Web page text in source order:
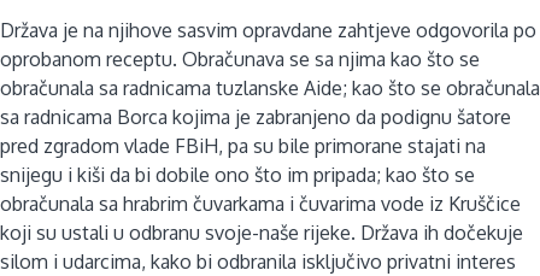
Država je na njihove sasvim opravdane zahtjeve odgovorila po
oprobanom receptu. Obračunava se sa njima kao što se
obračunala sa radnicama tuzlanske Aide; kao što se obračunala
sa radnicama Borca kojima je zabranjeno da podignu šatore
pred zgradom vlade FBiH, pa su bile primorane stajati na
snijegu i kiši da bi dobile ono što im pripada; kao što se
obračunala sa hrabrim čuvarkama i čuvarima vode iz Kruščice
koji su ustali u odbranu svoje-naše rijeke. Država ih dočekuje
silom i udarcima, kako bi odbranila isključivo privatni interes